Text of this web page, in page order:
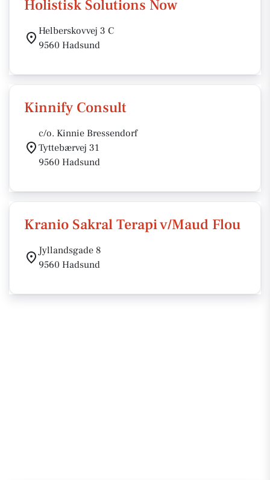
Holistisk Solutions Now
Helberskovvej 3 C
9560 Hadsund
Kinnify Consult
c/o. Kinnie Bressendorf
Tyttebærvej 31
9560 Hadsund
Kranio Sakral Terapi v/Maud Flou
Jyllandsgade 8
9560 Hadsund